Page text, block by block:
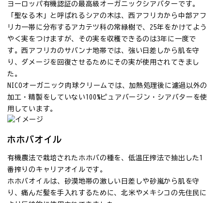
ヨーロッパ有機認証の最高級オーガニックシアバターです。
「聖なる木」と呼ばれるシアの木は、西アフリカから中部アフ
リカ一帯に分布するアカテツ科の常緑樹で、25年をかけてよう
やく実をつけますが、その実を収穫できるのは3年に一度で
す。西アフリカのサバンナ地帯では、強い日差しから肌を守
り、ダメージを回復させるためにその実が使用されてきまし
た。
NICOオーガニック肉球クリームでは、加熱処理後に濾過以外の
加工・精製をしていない100%ピュアバージン・シアバターを使
用しています。
ホホバオイル
有機農法で栽培されたホホバの種を、低温圧搾法で抽出した1
番搾りのキャリアオイルです。
ホホバオイルは、砂漠地帯の激しい日差しや砂嵐から肌を守
り、痛んだ髪を手入れするために、北米やメキシコの先住民に